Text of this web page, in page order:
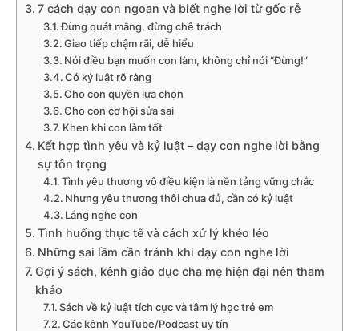
7 cách dạy con ngoan và biết nghe lời từ gốc rễ
Đừng quát mắng, đừng chê trách
Giao tiếp chậm rãi, dễ hiểu
Nói điều bạn muốn con làm, không chỉ nói “Đừng!”
Có kỷ luật rõ ràng
Cho con quyền lựa chọn
Cho con cơ hội sửa sai
Khen khi con làm tốt
Kết hợp tình yêu và kỷ luật – dạy con nghe lời bằng
sự tôn trọng
Tình yêu thương vô điều kiện là nền tảng vững chắc
Nhưng yêu thương thôi chưa đủ, cần có kỷ luật
Lắng nghe con
Tình huống thực tế và cách xử lý khéo léo
Những sai lầm cần tránh khi dạy con nghe lời
Gợi ý sách, kênh giáo dục cha mẹ hiện đại nên tham
khảo
Sách về kỷ luật tích cực và tâm lý học trẻ em
Các kênh YouTube/Podcast uy tín